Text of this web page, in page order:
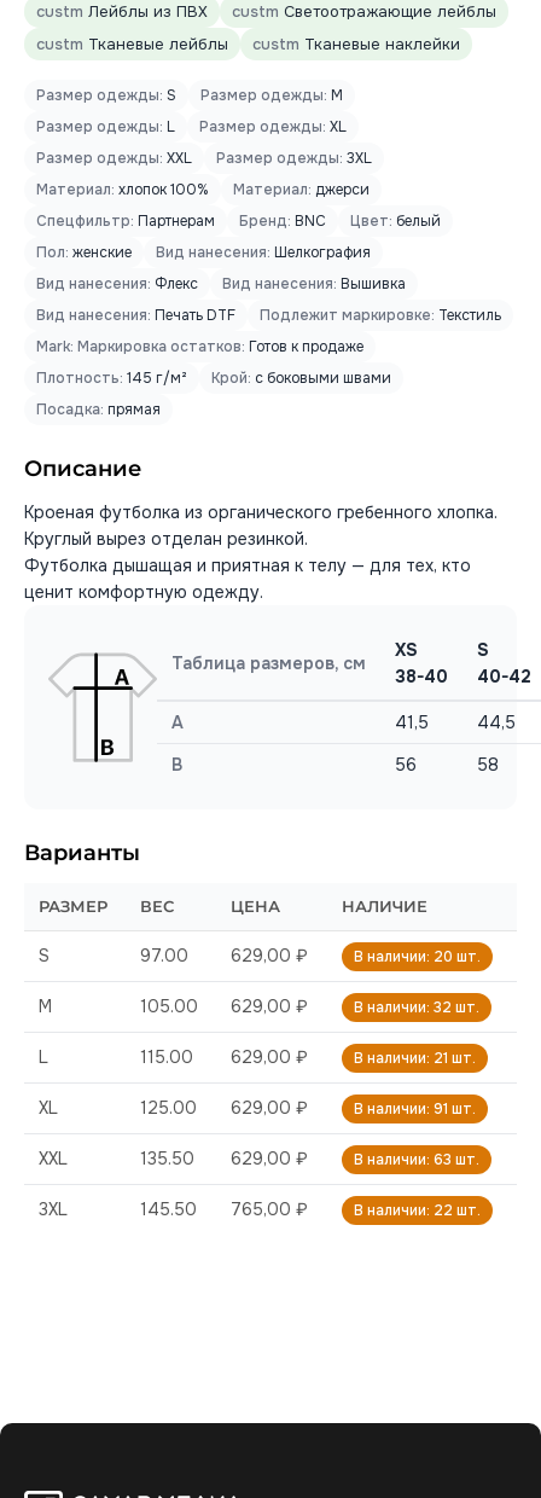
custm Лейблы из ПВХ custm Светоотражающие лейблы
custm Тканевые лейблы custm Тканевые наклейки
Размер одежды: S Размер одежды: M
Размер одежды: L Размер одежды: XL
Размер одежды: XXL Размер одежды: 3XL
Материал: хлопок 100% Материал: джерси
Спецфильтр: Партнерам Бренд: BNC Цвет: белый
Пол: женские Вид нанесения: Шелкография
Вид нанесения: Флекс Вид нанесения: Вышивка
Вид нанесения: Печать DTF Подлежит маркировке: Текстиль
Mark: Маркировка остатков: Готов к продаже
Плотность: 145 г/м² Крой: с боковыми швами
Посадка: прямая
Описание
Кроеная футболка из органического гребенного хлопка.
Круглый вырез отделан резинкой.
Футболка дышащая и приятная к телу — для тех, кто
ценит комфортную одежду.
Таблица размеров, см
XS
38-40
S
40-42
A 41,5
44,5
B
56 58
Варианты
РАЗМЕР ВЕС ЦЕНА НАЛИЧИЕ
S 97.00 629,00 ₽ В наличии: 20 шт.
M 105.00 629,00 ₽ В наличии: 32 шт.
L 115.00 629,00 ₽ В наличии: 21 шт.
XL 125.00 629,00 ₽ В наличии: 91 шт.
XXL 135.50 629,00 ₽ В наличии: 63 шт.
3XL 145.50 765,00 ₽ В наличии: 22 шт.